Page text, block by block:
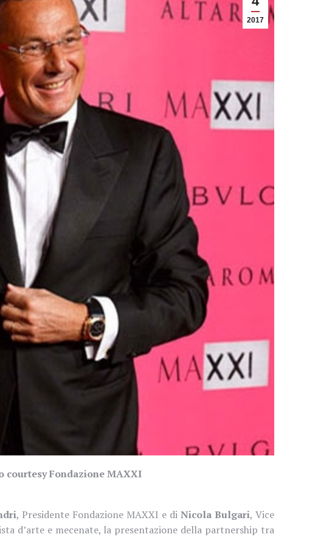
2017
courtesy Fondazione MAXXI
, Presidente Fondazione MAXXI e di Nicola Bulgari, Vice
d’arte e mecenate, la presentazione della partnership tra